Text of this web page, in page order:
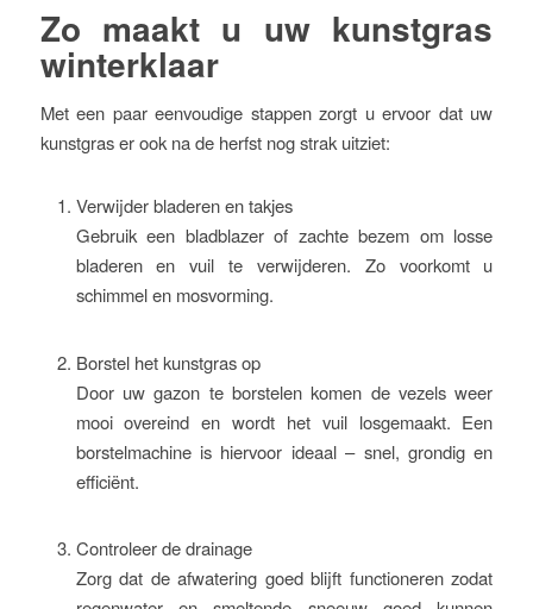
Zo maakt u uw kunstgras
winterklaar
Met een paar eenvoudige stappen zorgt u ervoor dat uw
kunstgras er ook na de herfst nog strak uitziet:
Verwijder bladeren en takjes
Gebruik een bladblazer of zachte bezem om losse
bladeren en vuil te verwijderen. Zo voorkomt u
schimmel en mosvorming.
Borstel het kunstgras op
Door uw gazon te borstelen komen de vezels weer
mooi overeind en wordt het vuil losgemaakt. Een
borstelmachine is hiervoor ideaal – snel, grondig en
efficiënt.
Controleer de drainage
Zorg dat de afwatering goed blijft functioneren zodat